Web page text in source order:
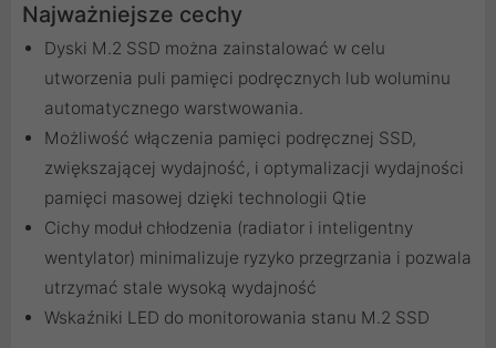
Najważniejsze cechy
Dyski M.2 SSD można zainstalować w celu
utworzenia puli pamięci podręcznych lub woluminu
automatycznego warstwowania.
Możliwość włączenia pamięci podręcznej SSD,
zwiększającej wydajność, i optymalizacji wydajności
pamięci masowej dzięki technologii Qtie
Cichy moduł chłodzenia (radiator i inteligentny
wentylator) minimalizuje ryzyko przegrzania i pozwala
utrzymać stale wysoką wydajność
Wskaźniki LED do monitorowania stanu M.2 SSD